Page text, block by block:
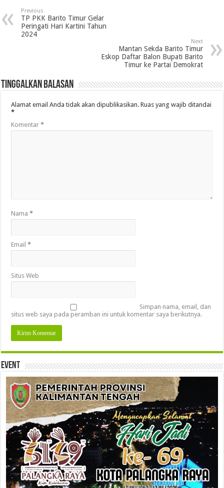
Previous
TP PKK Barito Timur Gelar
Peringati Hari Kartini Tahun
2024
Next
Mantan Sekda Barito Timur
Eskop Daftar Balon Bupati Barito
Timur ke Partai Demokrat
Tinggalkan Balasan
Alamat email Anda tidak akan dipublikasikan. Ruas yang wajib ditandai
*
Komentar*
Nama*
Email*
Situs Web
Simpan nama, email, dan
situs web saya pada peramban ini untuk komentar saya berikutnya.
Event